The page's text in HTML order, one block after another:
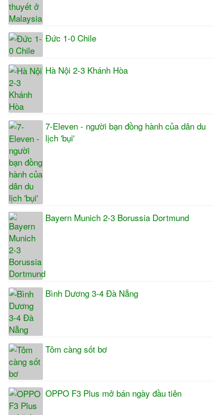
Đức 1-0 Chile
Hà Nội 2-3 Khánh Hòa
7-Eleven - người bạn đồng hành của dân du
lịch 'bụi'
Bayern Munich 2-3 Borussia Dortmund
Bình Dương 3-4 Đà Nẵng
Tôm càng sốt bơ
OPPO F3 Plus mở bán ngày đầu tiên